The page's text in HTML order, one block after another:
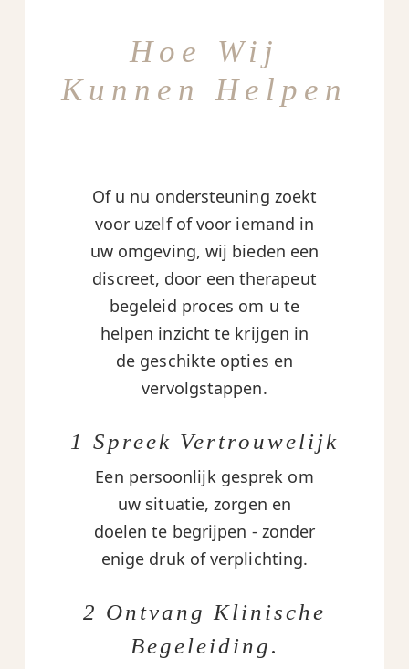
Hoe Wij
Kunnen Helpen
Of u nu ondersteuning zoekt
voor uzelf of voor iemand in
uw omgeving, wij bieden een
discreet, door een therapeut
begeleid proces om u te
helpen inzicht te krijgen in
de geschikte opties en
vervolgstappen.
1 Spreek Vertrouwelijk
Een persoonlijk gesprek om
uw situatie, zorgen en
doelen te begrijpen - zonder
enige druk of verplichting.
2 Ontvang Klinische
Begeleiding.